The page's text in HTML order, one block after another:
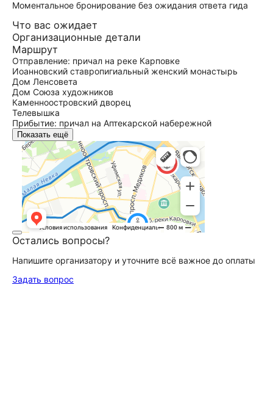
Моментальное бронирование без ожидания ответа гида
Что вас ожидает
Организационные детали
Маршрут
Отправление: причал на реке Карповке
Иоанновский ставропигиальный женский монастырь
Дом Ленсовета
Дом Союза художников
Каменноостровский дворец
Телевышка
Прибытие: причал на Аптекарской набережной
Показать ещё
Остались вопросы?
Напишите организатору и уточните всё важное до оплаты
Задать вопрос